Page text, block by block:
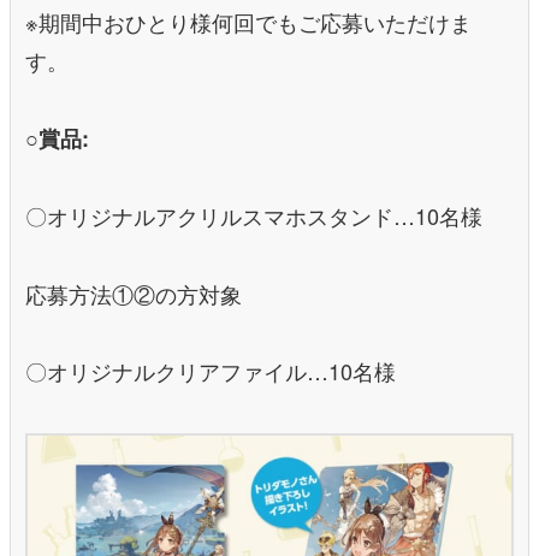
※期間中おひとり様何回でもご応募いただけま
す。
○賞品:
〇オリジナルアクリルスマホスタンド…10名様
応募方法①②の方対象
〇オリジナルクリアファイル…10名様